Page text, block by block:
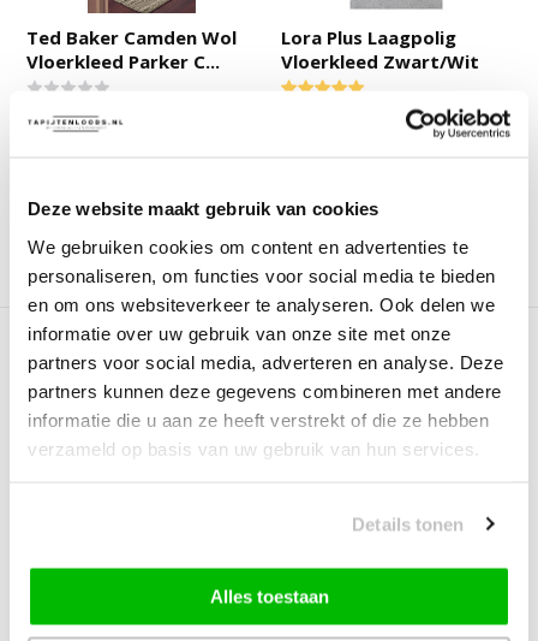
Deze website maakt gebruik van cookies
We gebruiken cookies om content en advertenties te
personaliseren, om functies voor social media te bieden
en om ons websiteverkeer te analyseren. Ook delen we
informatie over uw gebruik van onze site met onze
partners voor social media, adverteren en analyse. Deze
partners kunnen deze gegevens combineren met andere
informatie die u aan ze heeft verstrekt of die ze hebben
verzameld op basis van uw gebruik van hun services.
Details tonen
Alles toestaan
Ted Baker Camden Wol
Vloerkleed Parker C...
Deliverytime
Vergelijk
Lora Plus Laagpolig
Vloerkleed Zwart/Wit
Vergelijk
Deliverytime
Op voorraad
Vloerkleed – Holland
Deliverytime
Op voorraad